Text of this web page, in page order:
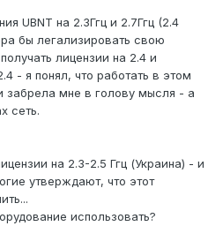
UBNT на 2.3Ггц и 2.7Ггц (2.4
бы легализировать свою
лицензии на 2.4 и
- я понял, что работать в этом
забрела мне в голову мысля - а
сеть.
на 2.3-2.5 Ггц (Украина) - и
утверждают, что этот
использовать?